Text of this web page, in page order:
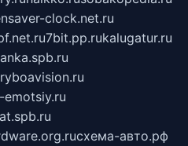
clock.net.ru
7bit.pp.rukalugatur.ru
схема-авто.рф